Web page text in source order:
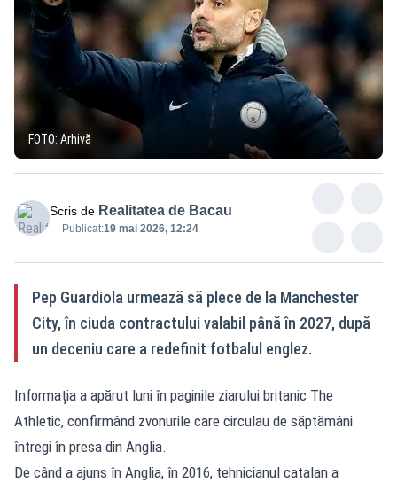
FOTO: Arhivă
Scris de Realitatea de Bacau
Publicat:19 mai 2026, 12:24
Pep Guardiola urmează să plece de la Manchester
City, în ciuda contractului valabil până în 2027, după
un deceniu care a redefinit fotbalul englez.
Informația a apărut luni în paginile ziarului britanic The
Athletic, confirmând zvonurile care circulau de săptămâni
întregi în presa din Anglia.
De când a ajuns în Anglia, în 2016, tehnicianul catalan a